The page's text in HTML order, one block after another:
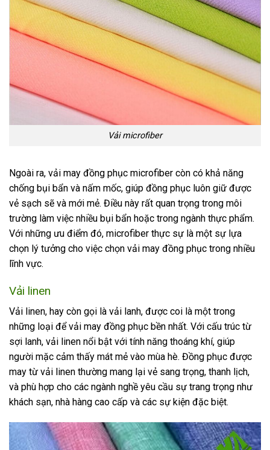
Vải microfiber
Ngoài ra, vải may đồng phục microfiber còn có khả năng
chống bụi bẩn và nấm mốc, giúp đồng phục luôn giữ được
vẻ sạch sẽ và mới mẻ. Điều này rất quan trọng trong môi
trường làm việc nhiều bụi bẩn hoặc trong ngành thực phẩm.
Với những ưu điểm đó, microfiber thực sự là một sự lựa
chọn lý tưởng cho việc chọn vải may đồng phục trong nhiều
lĩnh vực.
Vải linen
Vải linen, hay còn gọi là vải lanh, được coi là một trong
những loại để vải may đồng phục bền nhất. Với cấu trúc từ
sợi lanh, vải linen nổi bật với tính năng thoáng khí, giúp
người mặc cảm thấy mát mẻ vào mùa hè. Đồng phục được
may từ vải linen thường mang lại vẻ sang trọng, thanh lịch,
và phù hợp cho các ngành nghề yêu cầu sự trang trọng như
khách sạn, nhà hàng cao cấp và các sự kiện đặc biệt.